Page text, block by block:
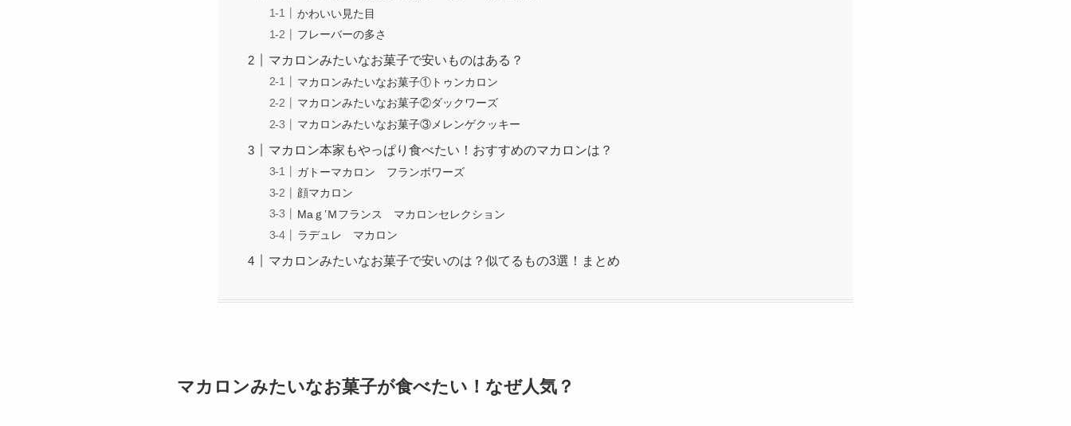
かわいい見た目
フレーバーの多さ
マカロンみたいなお菓子で安いものはある？
マカロンみたいなお菓子①トゥンカロン
マカロンみたいなお菓子②ダックワーズ
マカロンみたいなお菓子③メレンゲクッキー
マカロン本家もやっぱり食べたい！おすすめのマカロンは？
ガトーマカロン フランボワーズ
顔マカロン
Maｇ’Ｍフランス マカロンセレクション
ラデュレ マカロン
マカロンみたいなお菓子で安いのは？似てるもの3選！まとめ
マカロンみたいなお菓子が食べたい！なぜ人気？